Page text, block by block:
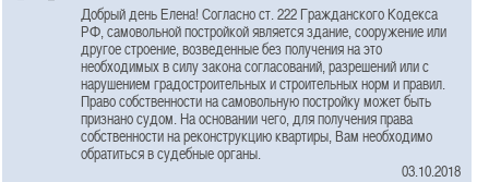
Добрый день Елена! Согласно ст. 222 Гражданского Кодекса
РФ, самовольной постройкой является здание, сооружение или
другое строение, возведенные без получения на это
необходимых в силу закона согласований, разрешений или с
нарушением градостроительных и строительных норм и правил.
Право собственности на самовольную постройку может быть
признано судом. На основании чего, для получения права
собственности на реконструкцию квартиры, Вам необходимо
обратиться в судебные органы.
03.10.2018